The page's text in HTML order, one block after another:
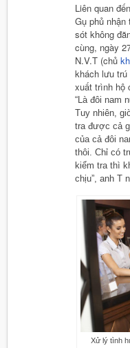
Liên quan
Gụ phủ
sót không
cùng, ngày
N.V.T (chủ
khách lưu trú
xuất trình hộ
“Là đôi nam
Tuy nhiên,
tra được cả
của cả đôi
thôi. Chỉ có
kiểm tra thì
chịu”, anh T
Xử lý tình